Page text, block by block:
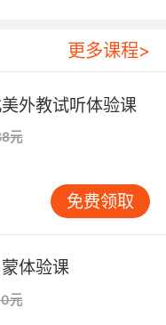
子更形象、更直观
。
程，孩子可以更深
的礼节，增强亲情
励孩子动手动脑的
辑思维能力，大大
更多课程>
外教试听体验课
元
免费领取
体验课
元